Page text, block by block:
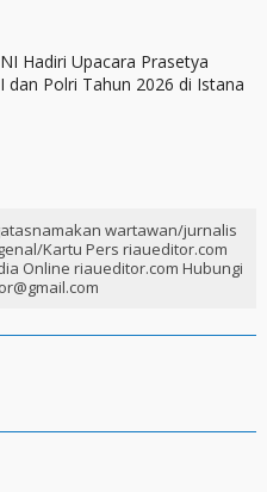
Hadiri Upacara Prasetya
dan Polri Tahun 2026 di Istana
wartawan/jurnalis
Kartu Pers riaueditor.com
Online riaueditor.com Hubungi